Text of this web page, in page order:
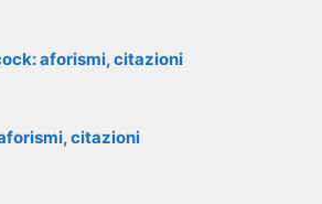
aforismi, citazioni
citazioni